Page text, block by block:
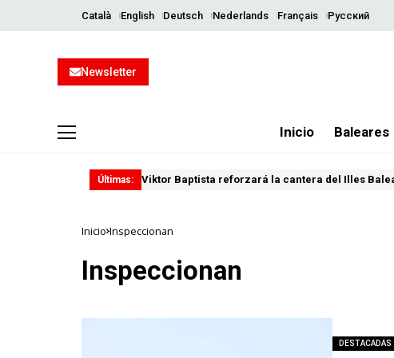
Català English Deutsch Nederlands Français Русский
Newsletter
Inicio Baleares
Últimas: Viktor Baptista reforzará la cantera del Illes
Inicio Inspeccionan
Inspeccionan
DESTACADAS